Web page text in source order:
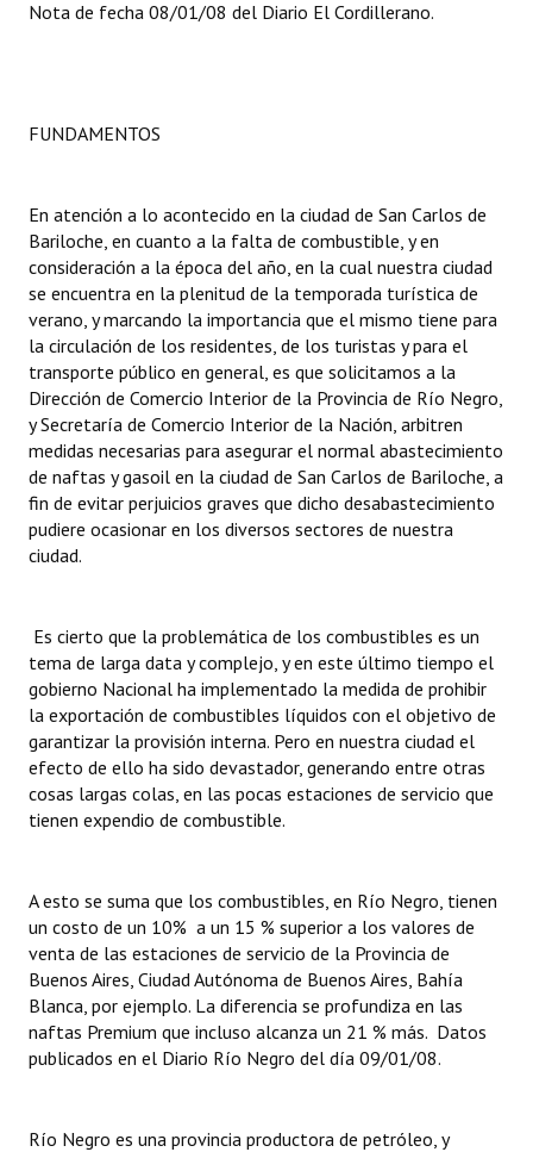
Dictámenes Asesoría Letrada
Informes de Unidad Coordinadora
Ejecución Presupuestaria
Actas de Audiencias Públicas
NORMATIVA
Comunicaciones
Declaraciones
Resoluciones
INSTITUCIONAL
Antiguos Pobladores
Noticias Destacadas
Registros y Distinciones
Datos Históricos
Audiencias Públicas - Registro
Mujeres que Dejaron Huellas - Registro
Periodistas Decanos - Registro
Nota de fecha 08/01/08 del Diario El Cordillerano.
FUNDAMENTOS
En atención a lo acontecido en la ciudad de San Carlos de
Bariloche, en cuanto a la falta de combustible, y en
consideración a la época del año, en la cual nuestra ciudad
se encuentra en la plenitud de la temporada turística de
verano, y marcando la importancia que el mismo tiene para
la circulación de los residentes, de los turistas y para el
transporte público en general, es que solicitamos a la
Dirección de Comercio Interior de la Provincia de Río Negro,
y Secretaría de Comercio Interior de la Nación, arbitren
medidas necesarias para asegurar el normal abastecimiento
de naftas y gasoil en la ciudad de San Carlos de Bariloche, a
fin de evitar perjuicios graves que dicho desabastecimiento
pudiere ocasionar en los diversos sectores de nuestra
ciudad.
Es cierto que la problemática de los combustibles es un
tema de larga data y complejo, y en este último tiempo el
gobierno Nacional ha implementado la medida de prohibir
la exportación de combustibles líquidos con el objetivo de
garantizar la provisión interna. Pero en nuestra ciudad el
efecto de ello ha sido devastador, generando entre otras
cosas largas colas, en las pocas estaciones de servicio que
tienen expendio de combustible.
A esto se suma que los combustibles, en Río Negro, tienen
un costo de un 10% a un 15 % superior a los valores de
venta de las estaciones de servicio de la Provincia de
Buenos Aires, Ciudad Autónoma de Buenos Aires, Bahía
Blanca, por ejemplo. La diferencia se profundiza en las
naftas Premium que incluso alcanza un 21 % más. Datos
publicados en el Diario Río Negro del día 09/01/08.
Río Negro es una provincia productora de petróleo, y